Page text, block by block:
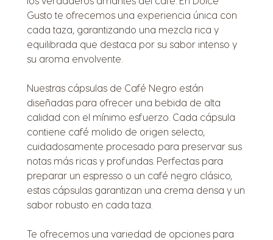
Gusto te ofrecemos una experiencia única con
cada taza, garantizando una mezcla rica y
equilibrada que destaca por su sabor intenso y
su aroma envolvente.
Nuestras cápsulas de Café Negro están
diseñadas para ofrecer una bebida de alta
calidad con el mínimo esfuerzo. Cada cápsula
contiene café molido de origen selecto,
cuidadosamente procesado para preservar sus
notas más ricas y profundas. Perfectas para
preparar un espresso o un café negro clásico,
estas cápsulas garantizan una crema densa y un
sabor robusto en cada taza.
Te ofrecemos una variedad de opciones para